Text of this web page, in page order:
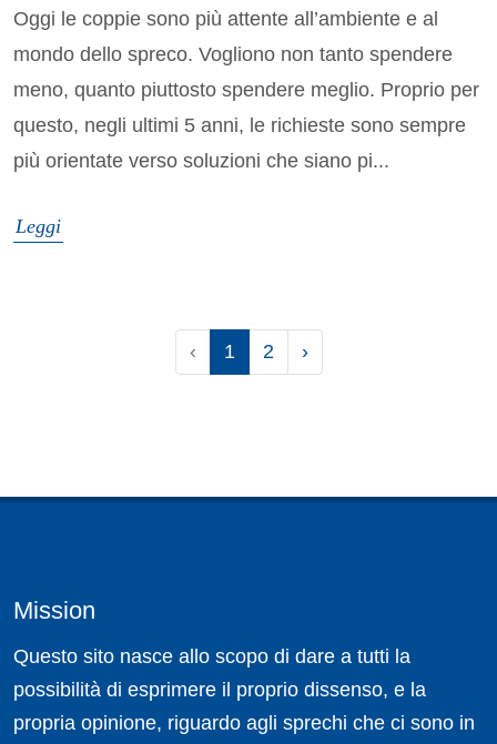
Oggi le coppie sono più attente all’ambiente e al
mondo dello spreco. Vogliono non tanto spendere
meno, quanto piuttosto spendere meglio. Proprio per
questo, negli ultimi 5 anni, le richieste sono sempre
più orientate verso soluzioni che siano pi...
Leggi
‹ 1 2 ›
Mission
Questo sito nasce allo scopo di dare a tutti la
possibilità di esprimere il proprio dissenso, e la
propria opinione, riguardo agli sprechi che ci sono in